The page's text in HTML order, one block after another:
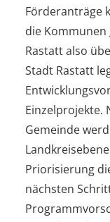
Förderanträge
die
Rastatt also
Stadt Rastatt
Einzelprojekte.
Gemeinde
Priorisierung
nächsten